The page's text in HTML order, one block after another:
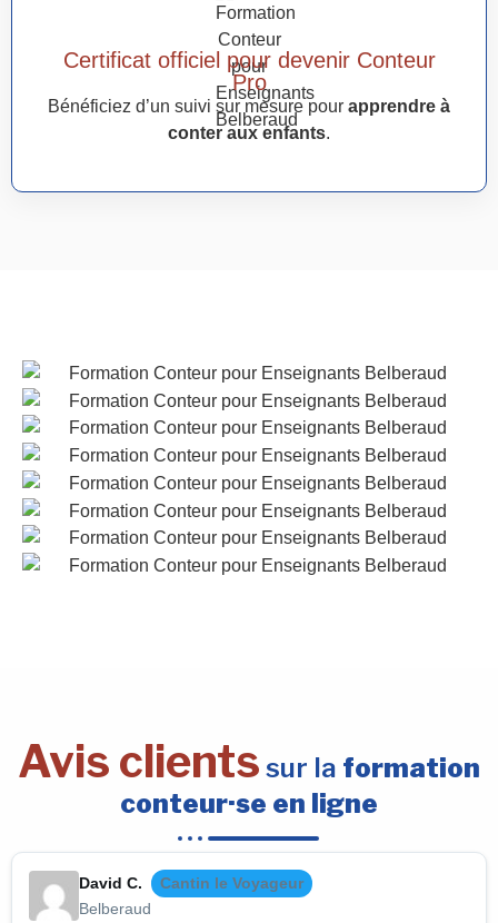
Certificat officiel pour devenir Conteur
Pro
Bénéficiez d’un suivi sur mesure pour apprendre à
conter aux enfants.
Avis clients sur la formation
conteur·se en ligne
David C.
Cantin le Voyageur
Belberaud